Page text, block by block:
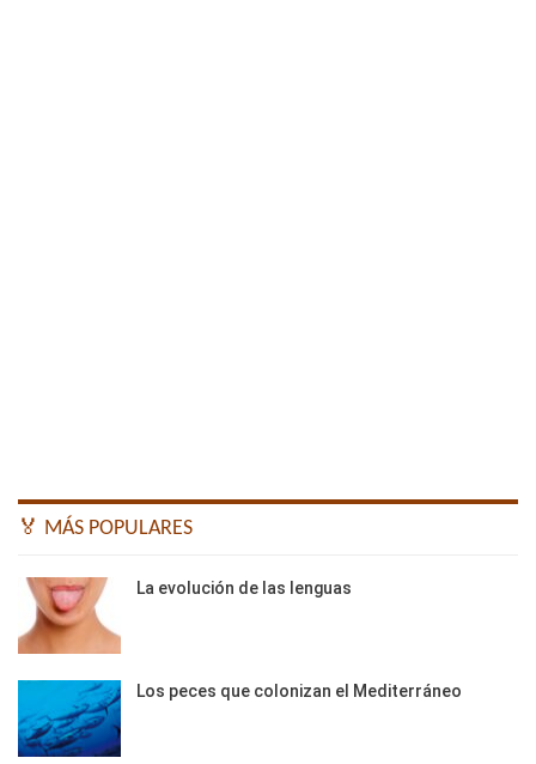
🏅 MÁS POPULARES
La evolución de las lenguas
Los peces que colonizan el Mediterráneo